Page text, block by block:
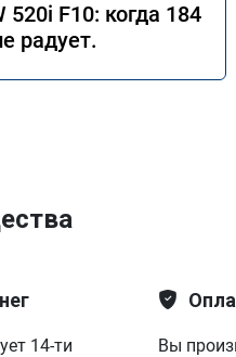
F10: когда 184
радует.
14-ти
Вы